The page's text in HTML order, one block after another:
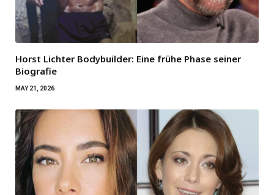
Horst Lichter Bodybuilder: Eine frühe Phase seiner
Biografie
MAY 21, 2026